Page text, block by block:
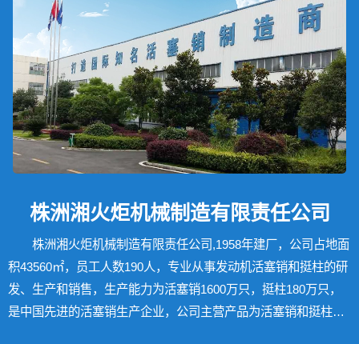
株洲湘火炬机械制造有限责任公司
株洲湘火炬机械制造有限责任公司,1958年建厂，公司占地面
积43560㎡，员工人数190人，专业从事发动机活塞销和挺柱的研
发、生产和销售，生产能力为活塞销1600万只，挺柱180万只，
是中国先进的活塞销生产企业，公司主营产品为活塞销和挺柱，